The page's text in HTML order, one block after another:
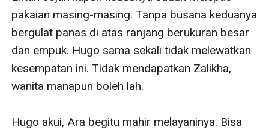
pakaian masing-masing. Tanpa busana keduanya
bergulat panas di atas ranjang berukuran besar
dan empuk. Hugo sama sekali tidak melewatkan
kesempatan ini. Tidak mendapatkan Zalikha,
wanita manapun boleh lah.
Hugo akui, Ara begitu mahir melayaninya. Bisa